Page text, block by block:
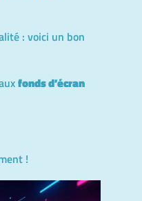
:voici un bon
fonds d’écran
!